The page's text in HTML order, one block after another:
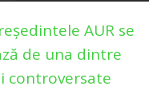
AUR se
de una dintre
controversate